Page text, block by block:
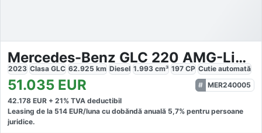
Mercedes-Benz GLC 220 AMG-Line Premium Night AIRMA
2023 Clasa GLC 62.925 km Diesel 1.993 cm³ 197 CP Cutie automată
51.035 EUR
MER240005
42.178 EUR + 21% TVA deductibil
Leasing de la 514 EUR/luna cu dobăndă anuală 5,7% pentru persoane
juridice.